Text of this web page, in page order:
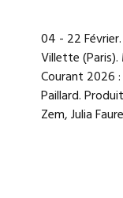
04 - 22
Villette (Paris).
Courant 2026
Paillard.
Zem, Julia